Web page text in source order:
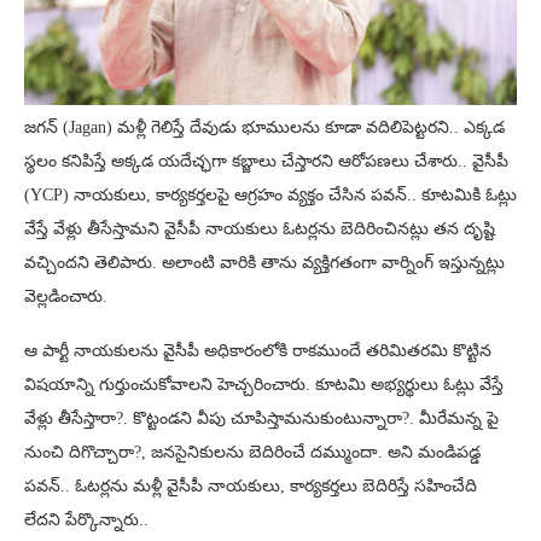
జగన్ (Jagan) మళ్లీ గెలిస్తే దేవుడు భూములను కూడా వదిలిపెట్టరని.. ఎక్కడ
స్థలం కనిపిస్తే అక్కడ యదేచ్ఛగా కబ్జాలు చేస్తారని ఆరోపణలు చేశారు.. వైసీపీ
(YCP) నాయకులు, కార్యకర్తలపై ఆగ్రహం వ్యక్తం చేసిన పవన్.. కూటమికి ఓట్లు
వేస్తే వేళ్లు తీసేస్తామని వైసీపీ నాయకులు ఓటర్లను బెదిరించినట్లు తన దృష్టి
వచ్చిందని తెలిపారు. అలాంటి వారికి తాను వ్యక్తిగతంగా వార్నింగ్ ఇస్తున్నట్లు
వెల్లడించారు.
ఆ పార్టీ నాయకులను వైసీపీ అధికారంలోకి రాకముందే తరిమితరమి కొట్టిన
విషయాన్ని గుర్తుంచుకోవాలని హెచ్చరించారు. కూటమి అభ్యర్థులు ఓట్లు వేస్తే
వేళ్లు తీసేస్తారా?. కొట్టండని వీపు చూపిస్తామనుకుంటున్నారా?. మీరేమన్న పై
నుంచి దిగొచ్చారా?, జనసైనికులను బెదిరించే దమ్ముందా. అని మండిపడ్డ
పవన్.. ఓటర్లను మళ్లీ వైసీపీ నాయకులు, కార్యకర్తలు బెదిరిస్తే సహించేది
లేదని పేర్కొన్నారు..